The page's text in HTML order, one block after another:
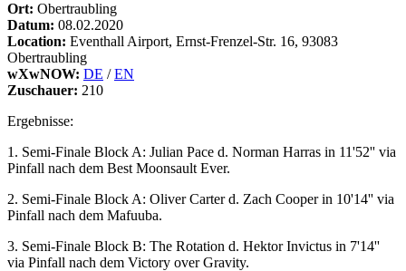
Ort: Obertraubling
Datum: 08.02.2020
Location: Eventhall Airport, Ernst-Frenzel-Str. 16, 93083
Obertraubling
wXwNOW: DE /EN
Zuschauer: 210
Ergebnisse:
1. Semi-Finale Block A: Julian Pace d. Norman Harras in 11'52'' via
Pinfall nach dem Best Moonsault Ever.
2. Semi-Finale Block A: Oliver Carter d. Zach Cooper in 10'14'' via
Pinfall nach dem Mafuuba.
3. Semi-Finale Block B: The Rotation d. Hektor Invictus in 7'14''
via Pinfall nach dem Victory over Gravity.